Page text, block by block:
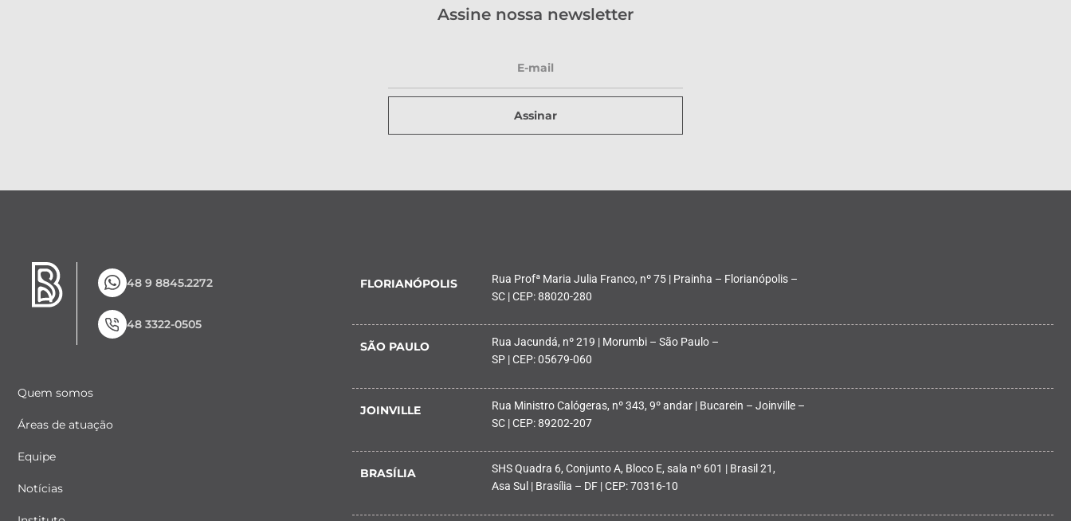
Assine nossa newsletter
Assinar
48 9 8845.2272
48 3322-0505
Quem somos
Áreas de atuação
Equipe
Notícias
FLORIANÓPOLIS
Rua Profª Maria Julia Franco, nº 75 | Prainha – Florianópolis –
SC | CEP: 88020-280
SÃO PAULO
Rua Jacundá, nº 219 | Morumbi – São Paulo –
SP | CEP: 05679-060
JOINVILLE
Rua Ministro Calógeras, nº 343, 9º andar | Bucarein – Joinville –
SC | CEP: 89202-207
BRASÍLIA
SHS Quadra 6, Conjunto A, Bloco E, sala nº 601 | Brasil 21,
Asa Sul | Brasília – DF | CEP: 70316-10